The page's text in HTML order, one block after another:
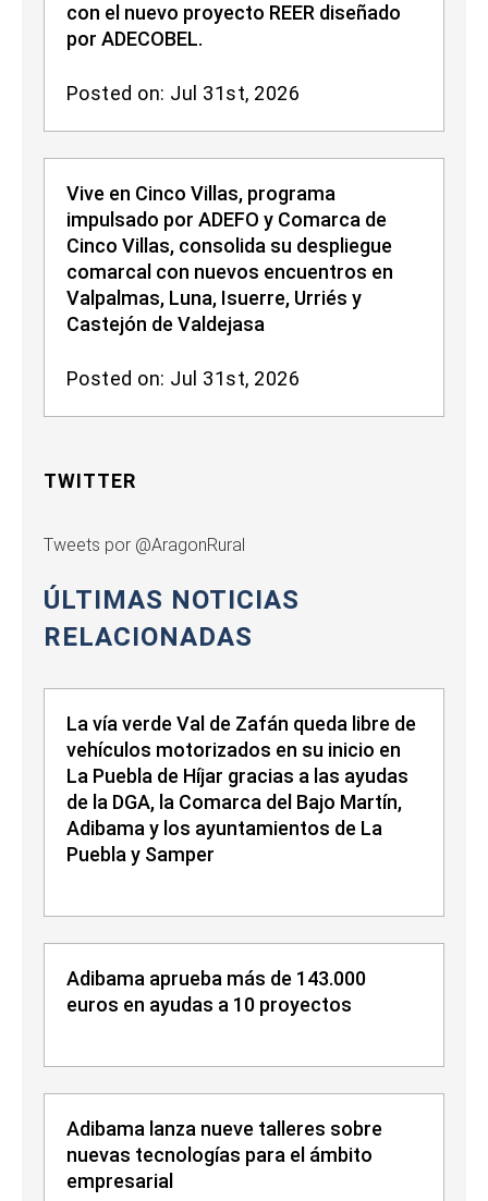
con el nuevo proyecto REER diseñado
por ADECOBEL.
Posted on: Jul 31st, 2026
Vive en Cinco Villas, programa
impulsado por ADEFO y Comarca de
Cinco Villas, consolida su despliegue
comarcal con nuevos encuentros en
Valpalmas, Luna, Isuerre, Urriés y
Castejón de Valdejasa
Posted on: Jul 31st, 2026
TWITTER
Tweets por @AragonRural
ÚLTIMAS NOTICIAS
RELACIONADAS
La vía verde Val de Zafán queda libre de
vehículos motorizados en su inicio en
La Puebla de Híjar gracias a las ayudas
de la DGA, la Comarca del Bajo Martín,
Adibama y los ayuntamientos de La
Puebla y Samper
Adibama aprueba más de 143.000
euros en ayudas a 10 proyectos
Adibama lanza nueve talleres sobre
nuevas tecnologías para el ámbito
empresarial